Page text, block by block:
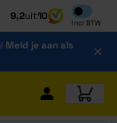
9,2uit10
Incl BTW
Inclusief
Meld je aan als